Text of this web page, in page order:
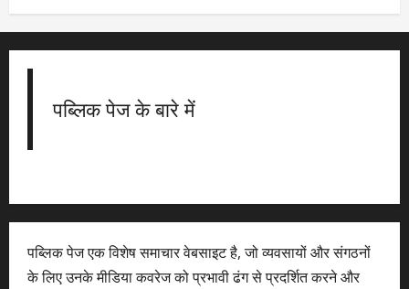
पब्लिक पेज के बारे में
पब्लिक पेज एक विशेष समाचार वेबसाइट है, जो व्यवसायों और संगठनों
के लिए उनके मीडिया कवरेज को प्रभावी ढंग से प्रदर्शित करने और